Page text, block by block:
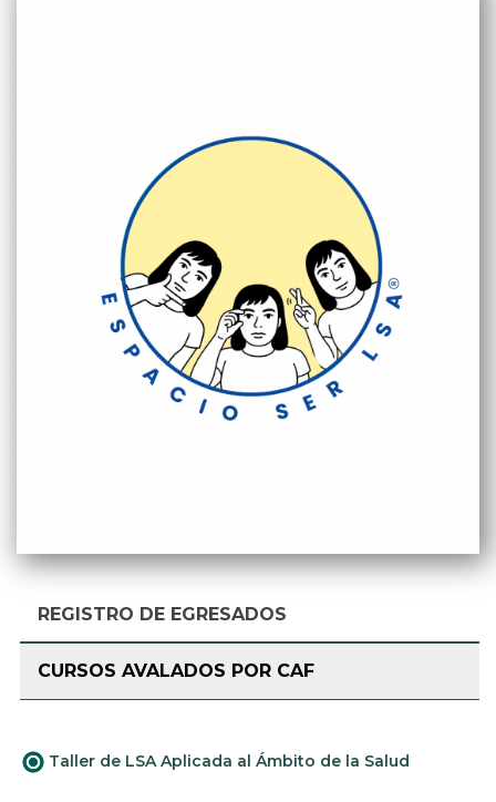
REGISTRO DE EGRESADOS
CURSOS AVALADOS POR CAF
Taller de LSA Aplicada al Ámbito de la Salud